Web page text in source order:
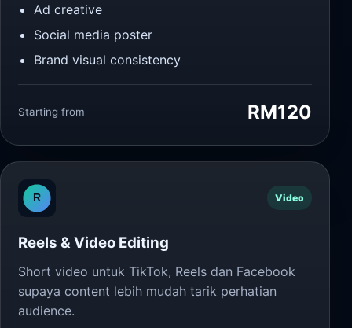
Ad creative
Social media poster
Brand visual consistency
Starting from RM120
Video
Reels & Video Editing
Short video untuk TikTok, Reels dan Facebook
supaya content lebih mudah tarik perhatian
audience.